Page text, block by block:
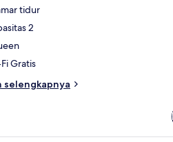
tidur
2
Gratis
selengkapnya